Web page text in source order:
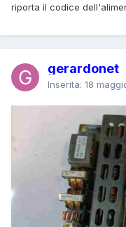
riporta il codice
gerardonet
Inserita: 18